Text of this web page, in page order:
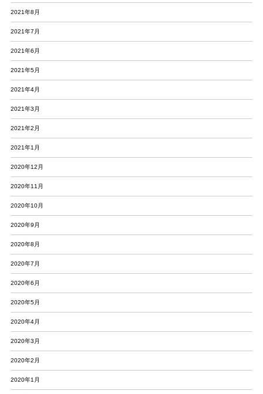
2021年8月
2021年7月
2021年6月
2021年5月
2021年4月
2021年3月
2021年2月
2021年1月
2020年12月
2020年11月
2020年10月
2020年9月
2020年8月
2020年7月
2020年6月
2020年5月
2020年4月
2020年3月
2020年2月
2020年1月